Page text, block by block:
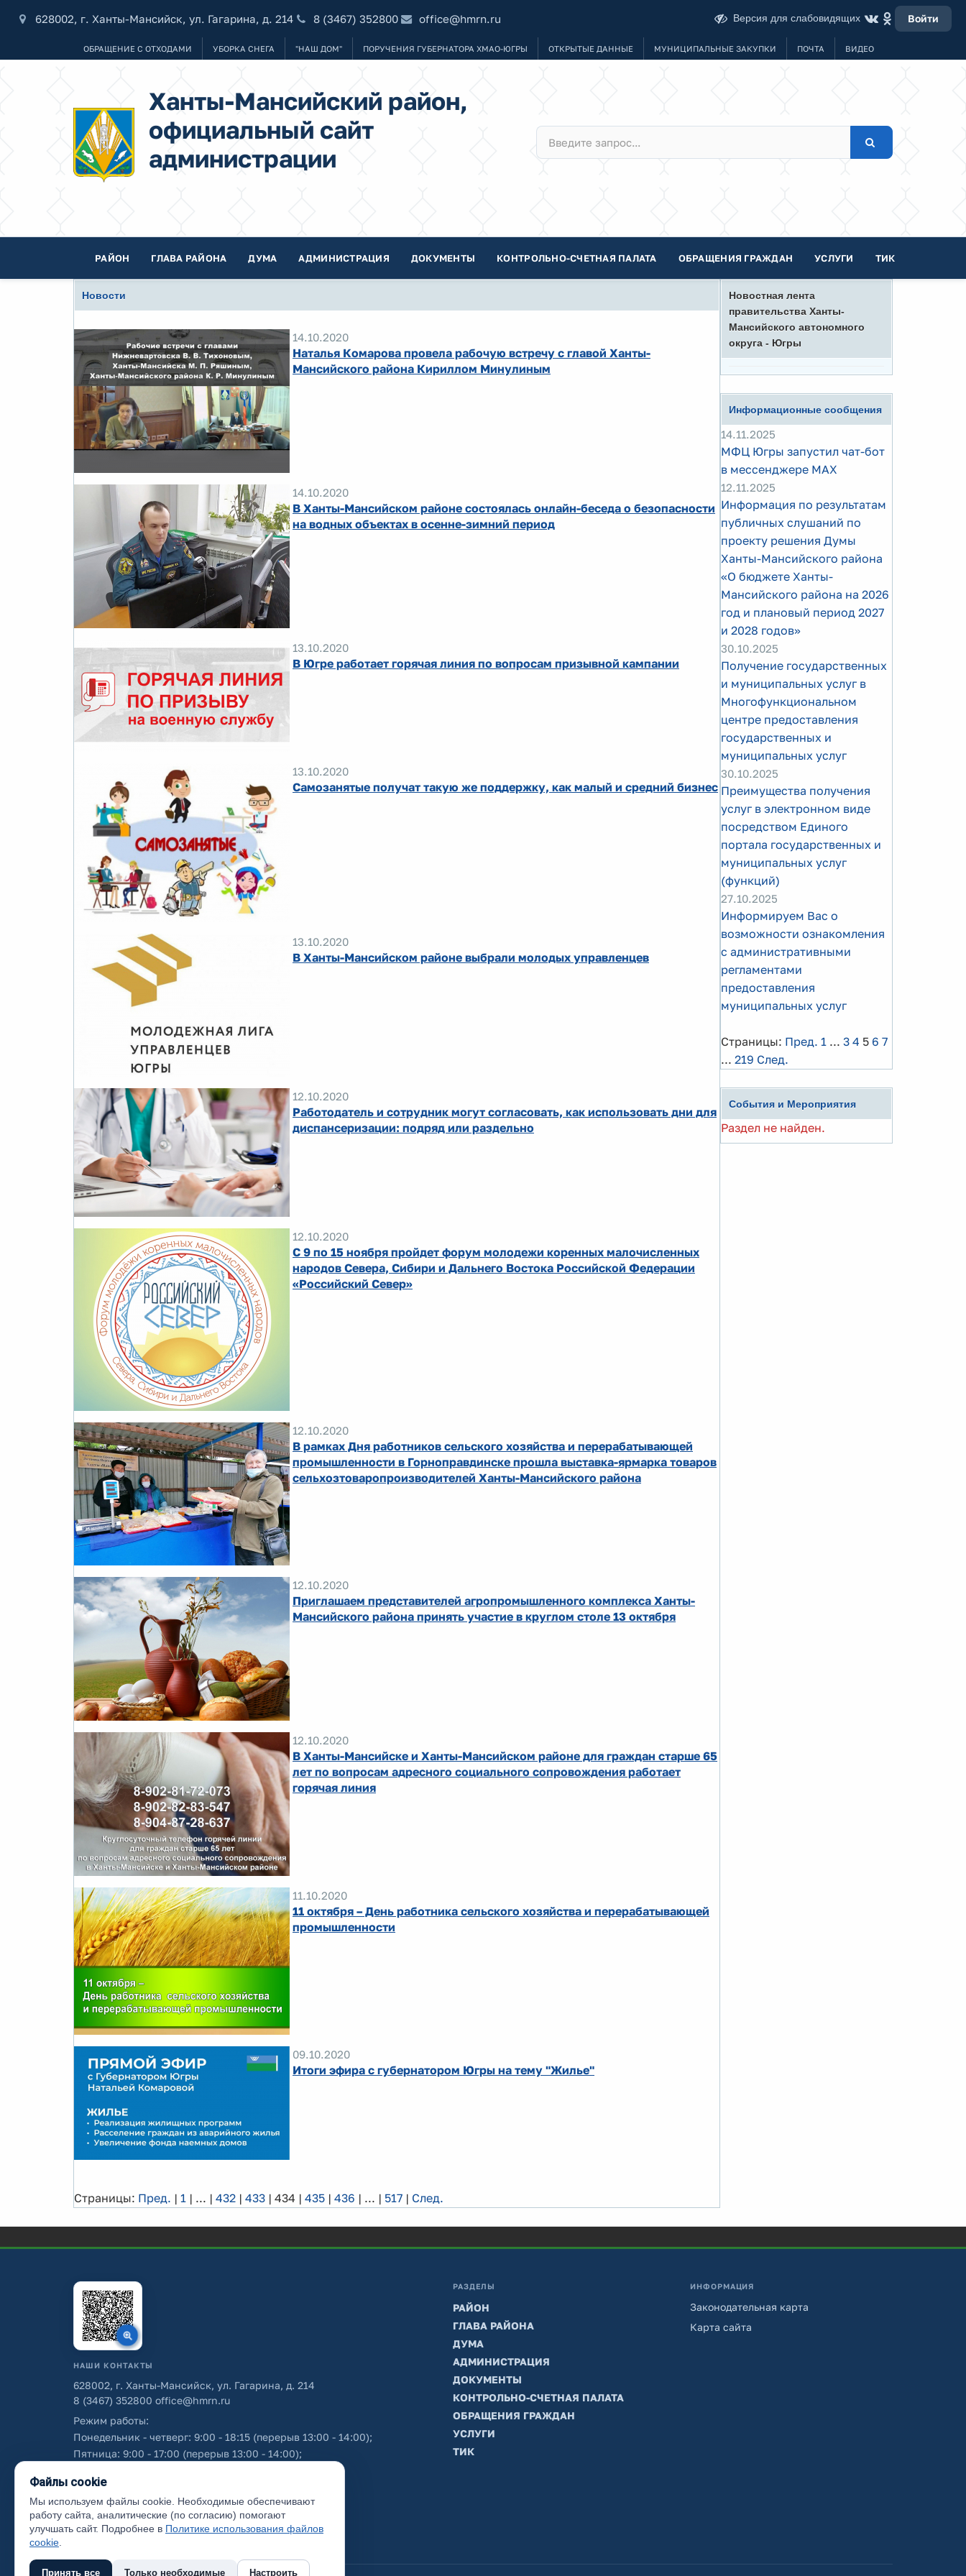
628002, г. Ханты-Мансийск, ул. Гагарина, д. 214 8 (3467) 352800 office@hmrn.ru Версия для слабовидящих Войти
ОБРАЩЕНИЕ С ОТХОДАМИ УБОРКА СНЕГА "НАШ ДОМ" ПОРУЧЕНИЯ ГУБЕРНАТОРА ХМАО-ЮГРЫ ОТКРЫТЫЕ ДАННЫЕ МУНИЦИПАЛЬНЫЕ ЗАКУПКИ ПОЧТА ВИДЕО
Ханты-Мансийский район,
официальный сайт
администрации
РАЙОН ГЛАВА РАЙОНА ДУМА АДМИНИСТРАЦИЯ ДОКУМЕНТЫ КОНТРОЛЬНО-СЧЕТНАЯ ПАЛАТА ОБРАЩЕНИЯ ГРАЖДАН УСЛУГИ ТИК
Новости
14.10.2020
Наталья Комарова провела рабочую встречу с главой Ханты-
Мансийского района Кириллом Минулиным
14.10.2020
В Ханты-Мансийском районе состоялась онлайн-беседа о безопасности
на водных объектах в осенне-зимний период
13.10.2020
В Югре работает горячая линия по вопросам призывной кампании
13.10.2020
Самозанятые получат такую же поддержку, как малый и средний бизнес
13.10.2020
В Ханты-Мансийском районе выбрали молодых управленцев
12.10.2020
Работодатель и сотрудник могут согласовать, как использовать дни для
диспансеризации: подряд или раздельно
12.10.2020
С 9 по 15 ноября пройдет форум молодежи коренных малочисленных
народов Севера, Сибири и Дальнего Востока Российской Федерации
«Российский Север»
12.10.2020
В рамках Дня работников сельского хозяйства и перерабатывающей
промышленности в Горноправдинске прошла выставка-ярмарка товаров
сельхозтоваропроизводителей Ханты-Мансийского района
12.10.2020
Приглашаем представителей агропромышленного комплекса Ханты-
Мансийского района принять участие в круглом столе 13 октября
12.10.2020
В Ханты-Мансийске и Ханты-Мансийском районе для граждан старше 65
лет по вопросам адресного социального сопровождения работает
горячая линия
11.10.2020
11 октября – День работника сельского хозяйства и перерабатывающей
промышленности
09.10.2020
Итоги эфира с губернатором Югры на тему "Жилье"
Страницы: Пред. | 1 | ... | 432 | 433 | 434 | 435 | 436 | ... | 517 | След.
Новостная лента
правительства Ханты-
Мансийского автономного
округа - Югры
Информационные сообщения
14.11.2025
МФЦ Югры запустил чат-бот
в мессенджере MAX
12.11.2025
Информация по результатам
публичных слушаний по
проекту решения Думы
Ханты-Мансийского района
«О бюджете Ханты-
Мансийского района на 2026
год и плановый период 2027
и 2028 годов»
30.10.2025
Получение государственных
и муниципальных услуг в
Многофункциональном
центре предоставления
государственных и
муниципальных услуг
30.10.2025
Преимущества получения
услуг в электронном виде
посредством Единого
портала государственных и
муниципальных услуг
(функций)
27.10.2025
Информируем Вас о
возможности ознакомления
с административными
регламентами
предоставления
муниципальных услуг
Страницы: Пред. 1 ... 3 4 5 6 7
... 219 След.
События и Мероприятия
Раздел не найден.
НАШИ КОНТАКТЫ
628002, г. Ханты-Мансийск, ул. Гагарина, д. 214
8 (3467) 352800 office@hmrn.ru
Режим работы:
Понедельник - четверг: 9:00 - 18:15 (перерыв 13:00 - 14:00);
Пятница: 9:00 - 17:00 (перерыв 13:00 - 14:00);
Об использовании персональных данных
РАЗДЕЛЫ
РАЙОН
ГЛАВА РАЙОНА
ДУМА
АДМИНИСТРАЦИЯ
ДОКУМЕНТЫ
КОНТРОЛЬНО-СЧЕТНАЯ ПАЛАТА
ОБРАЩЕНИЯ ГРАЖДАН
УСЛУГИ
ТИК
ИНФОРМАЦИЯ
Законодательная карта
Карта сайта
Файлы cookie
Мы используем файлы cookie. Необходимые обеспечивают
работу сайта, аналитические (по согласию) помогают
улучшать сайт. Подробнее в Политике использования файлов
cookie
Принять все Только необходимые Настроить